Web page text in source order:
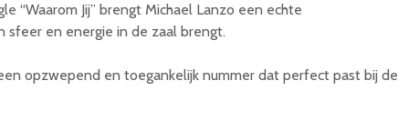
“Waarom Jij” brengt Michael Lanzo een echte
sfeer en energie in de zaal brengt.
opzwepend en toegankelijk nummer dat perfect past bij de